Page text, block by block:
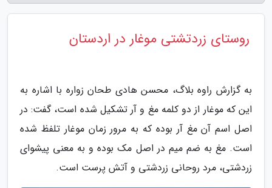
روستای زردتشتی موغار در اردستان
به گزارش راوه بلاگ، محسن هادی طحان زواره با اشاره به
این که موغار از دو کلمه مغ و آر تشکیل شده است، گفت: در
اصل اسم آن مغ آر بوده که به مرور زمان موغار تلفظ شده
است. مغ به ضم میم در اصل مک بوده و به معنی پیشوای
زردشتی، مرد روحانی زردشتی و آتش پرست است.